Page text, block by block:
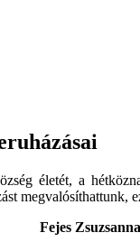
életét, a
megvalósíthattunk,
Fejes Zsuzsanna